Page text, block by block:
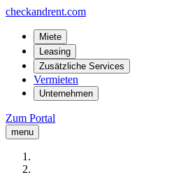
checkandrent.com
Miete
Leasing
Zusätzliche Services
Vermieten
Unternehmen
Zum Portal
menu